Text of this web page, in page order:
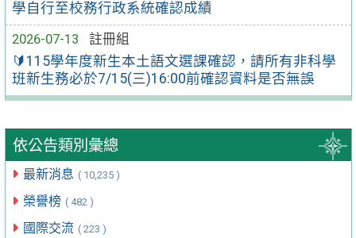
學自行至校務行政系統確認成績
2026-07-13
註冊組
🔰115學年度新生本土語文選課確認，請所有非科學
班新生務必於7/15(三)16:00前確認資料是否無誤
依公告類別彙總
最新消息 ( 10,235 )
榮譽榜 ( 482 )
國際交流 ( 223 )